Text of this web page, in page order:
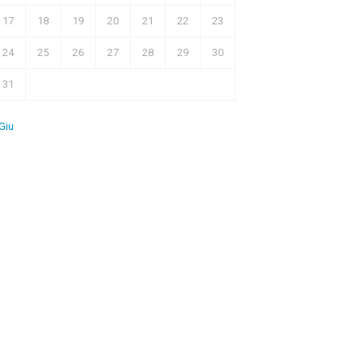
17 18 19 20 21 22 23
24 25 26 27 28 29 30
31